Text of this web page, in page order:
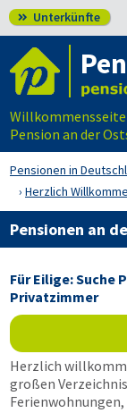
 Unterkünfte
Willkommensseite
Pension an der
Pensionen in
Herzlich
Pensionen an
Für Eilige: Suche
Privatzimmer
Herzlich
großen